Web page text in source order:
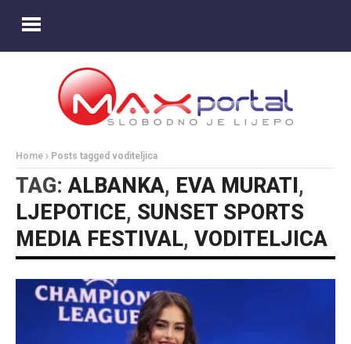
Home Posts tagged voditeljica
TAG:ALBANKA, EVA MURATI ,
LJEPOTICE, SUNSET SPORTS
MEDIA FESTIVAL, VODITELJICA